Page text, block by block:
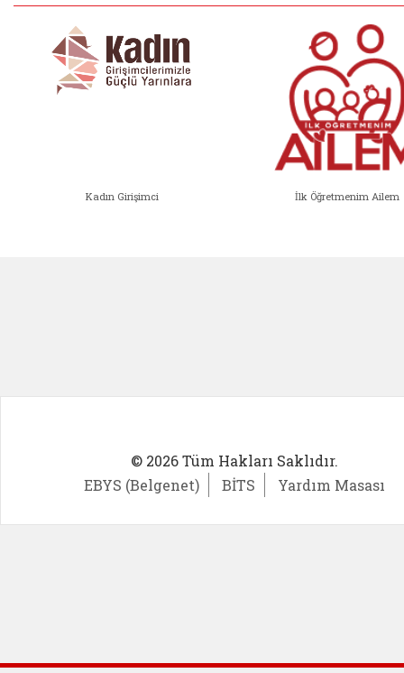
Kadın Girişimci İlk Öğretmenim Ailem
© 2026 Tüm Hakları Saklıdır.
EBYS (Belgenet)
BİTS Yardım Masası